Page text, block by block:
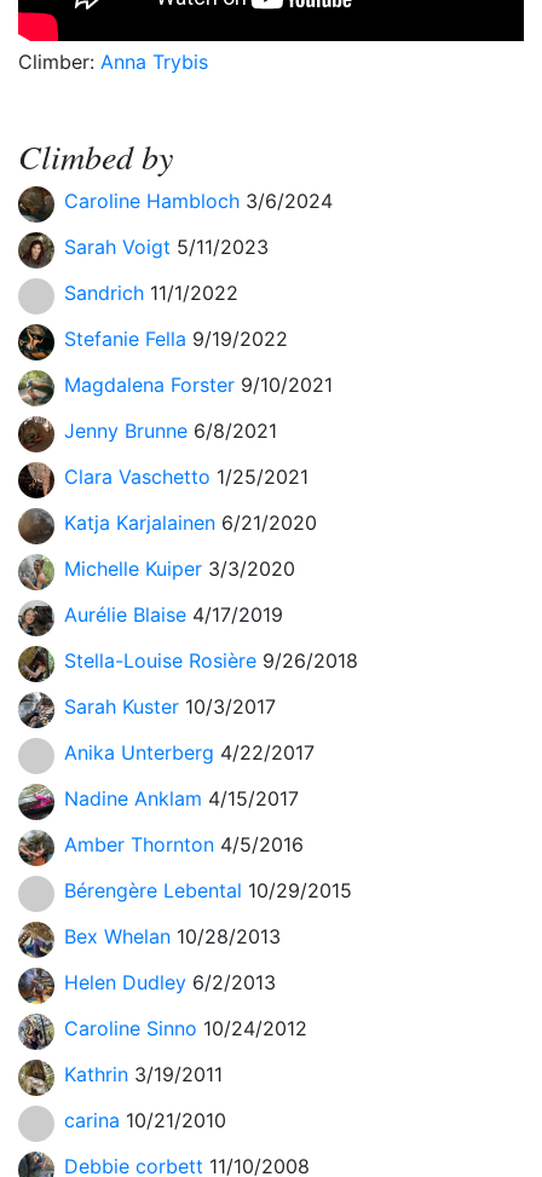
Climber: Anna Trybis
Climbed by
Caroline Hambloch 3/6/2024
Sarah Voigt 5/11/2023
Sandrich 11/1/2022
Stefanie Fella 9/19/2022
Magdalena Forster 9/10/2021
Jenny Brunne 6/8/2021
Clara Vaschetto 1/25/2021
Katja Karjalainen 6/21/2020
Michelle Kuiper 3/3/2020
Aurélie Blaise 4/17/2019
Stella-Louise Rosière 9/26/2018
Sarah Kuster 10/3/2017
Anika Unterberg 4/22/2017
Nadine Anklam 4/15/2017
Amber Thornton 4/5/2016
Bérengère Lebental 10/29/2015
Bex Whelan 10/28/2013
Helen Dudley 6/2/2013
Caroline Sinno 10/24/2012
Kathrin 3/19/2011
carina 10/21/2010
Debbie corbett 11/10/2008